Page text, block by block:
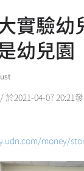
實驗幼
幼兒園
2021-04-07 20:21
money/